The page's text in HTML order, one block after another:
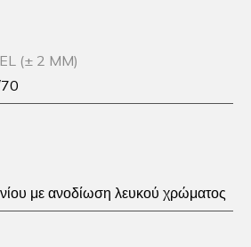
(± 2 MM)
με ανοδίωση λευκού χρώματος